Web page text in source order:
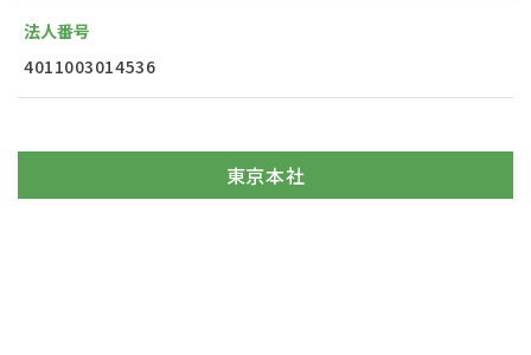
法人番号
4011003014536
東京本社